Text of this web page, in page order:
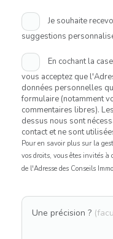
Je souhaite
suggestions
En cochant la
vous acceptez que
données personnelles
formulaire (notamment
commentaires libres).
dessus nous sont
contact et ne sont
Pour en savoir plus sur la
vos droits, vous êtes invités à
de l'Adresse des Conseils
Une précision ?